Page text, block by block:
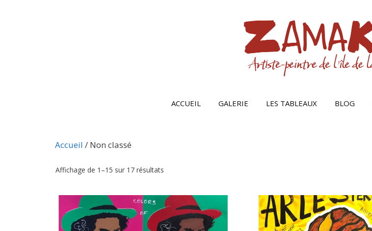
ACCUEIL GALERIE LES TABLEAUX BLOG
Accueil / Non classé
Affichage de 1–15 sur 17 résultats